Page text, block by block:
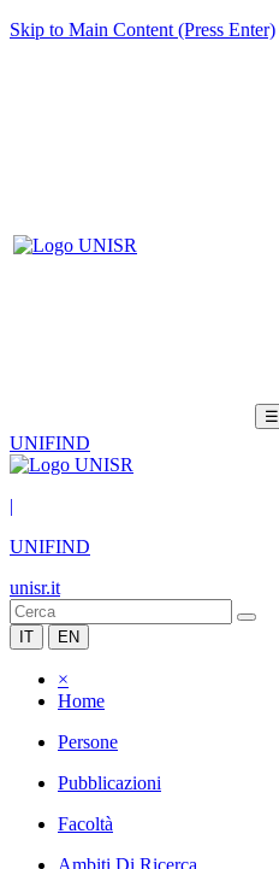
Skip to Main Content (Press Enter)
☰
UNIFIND
|
UNIFIND
unisr.it
IT EN
×
Home
Persone
Pubblicazioni
Facoltà
Ambiti Di Ricerca